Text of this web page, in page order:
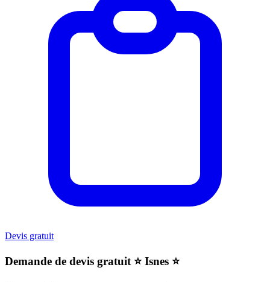
Devis gratuit
Demande de devis gratuit ⭐️ Isnes ⭐️